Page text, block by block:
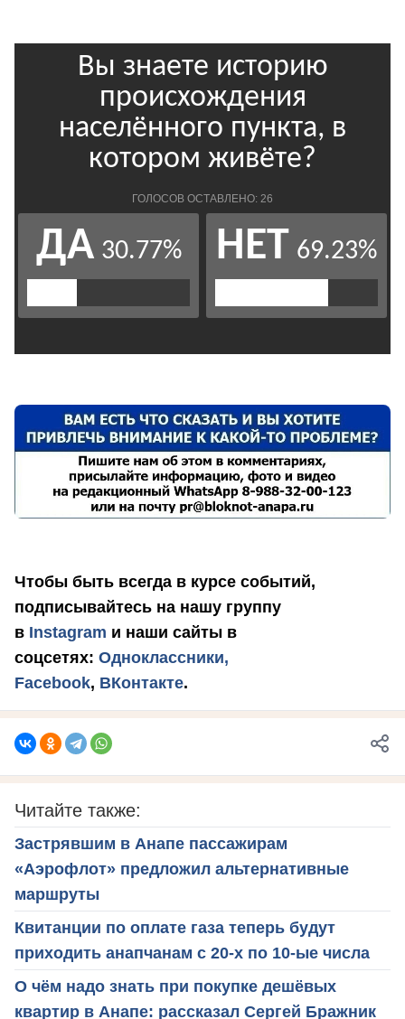
Чтобы быть всегда в курсе событий,
подписывайтесь на нашу группу
в Instagram и наши сайты в
соцсетях: Одноклассники,
Facebook, ВКонтакте.
Читайте также:
Застрявшим в Анапе пассажирам
«Аэрофлот» предложил альтернативные
маршруты
Квитанции по оплате газа теперь будут
приходить анапчанам с 20-х по 10-ые числа
О чём надо знать при покупке дешёвых
квартир в Анапе: рассказал Сергей Бражник